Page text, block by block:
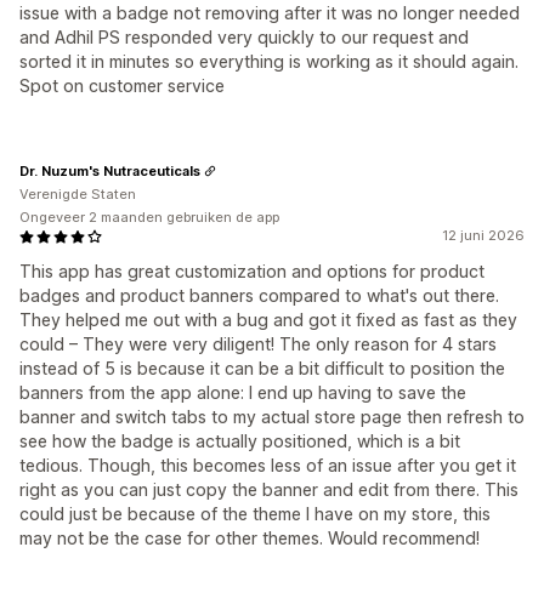
issue with a badge not removing after it was no longer needed
and Adhil PS responded very quickly to our request and
sorted it in minutes so everything is working as it should again.
Spot on customer service
12 juni 2026
This app has great customization and options for product
badges and product banners compared to what's out there.
They helped me out with a bug and got it fixed as fast as they
could – They were very diligent! The only reason for 4 stars
instead of 5 is because it can be a bit difficult to position the
banners from the app alone: I end up having to save the
banner and switch tabs to my actual store page then refresh to
see how the badge is actually positioned, which is a bit
tedious. Though, this becomes less of an issue after you get it
right as you can just copy the banner and edit from there. This
could just be because of the theme I have on my store, this
may not be the case for other themes. Would recommend!
Dr. Nuzum's Nutraceuticals
Verenigde Staten
Ongeveer 2 maanden gebruiken de app